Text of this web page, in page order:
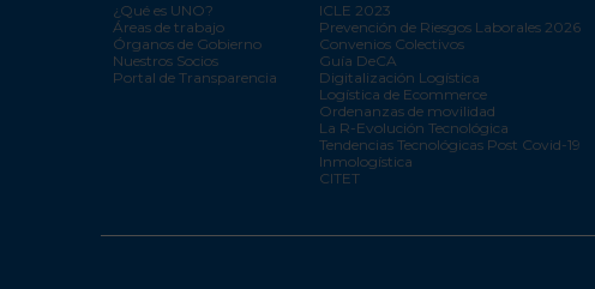
¿Qué es UNO?
Áreas de trabajo
Órganos de Gobierno
Nuestros Socios
Portal de Transparencia
ICLE 2023
Prevención de Riesgos Laborales 2026
Convenios Colectivos
Guía DeCA
Digitalización Logística
Logística de Ecommerce
Ordenanzas de movilidad
La R-Evolución Tecnológica
Tendencias Tecnológicas Post Covid-19
Inmologística
CITET